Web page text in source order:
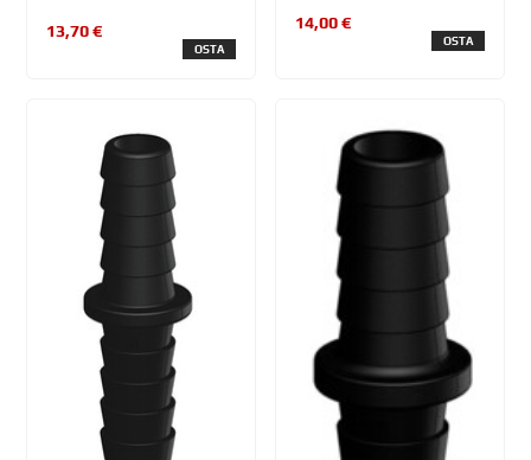
13,70 €
OSTA
14,00 €
OSTA